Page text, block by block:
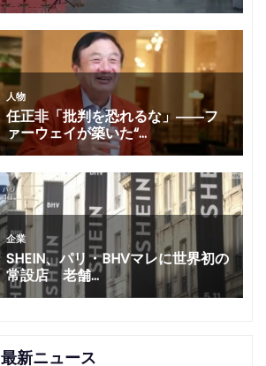
最新ニュース